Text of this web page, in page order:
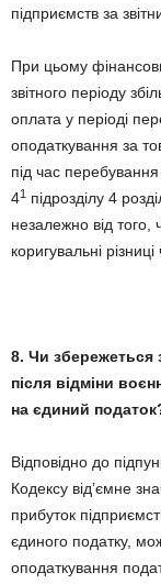
підприємств за
При цьому
звітного періоду
оплата у періоді
оподаткування за
під час
41 підрозділу 4
незалежно від того,
коригувальні різниці
8. Чи збережеться
після відміни
на єдиний
Відповідно до
Кодексу від’ємне
прибуток
єдиного податку,
оподаткування